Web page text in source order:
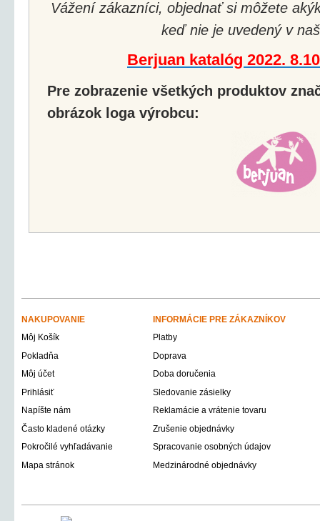
Vážení zákazníci, objednať si môžete
keď nie je uvedený v
Berjuan katalóg 2022.
Pre zobrazenie všetkých produktov
obrázok loga výrobcu:
NAKUPOVANIE
INFORMÁCIE PRE ZÁKAZNÍKOV
Môj Košík
Platby
Pokladňa
Doprava
Môj účet
Doba doručenia
Prihlásiť
Sledovanie zásielky
Napíšte nám
Reklamácie a vrátenie tovaru
Často kladené otázky
Zrušenie objednávky
Pokročilé vyhľadávanie
Spracovanie osobných údajov
Mapa stránok
Medzinárodné objednávky